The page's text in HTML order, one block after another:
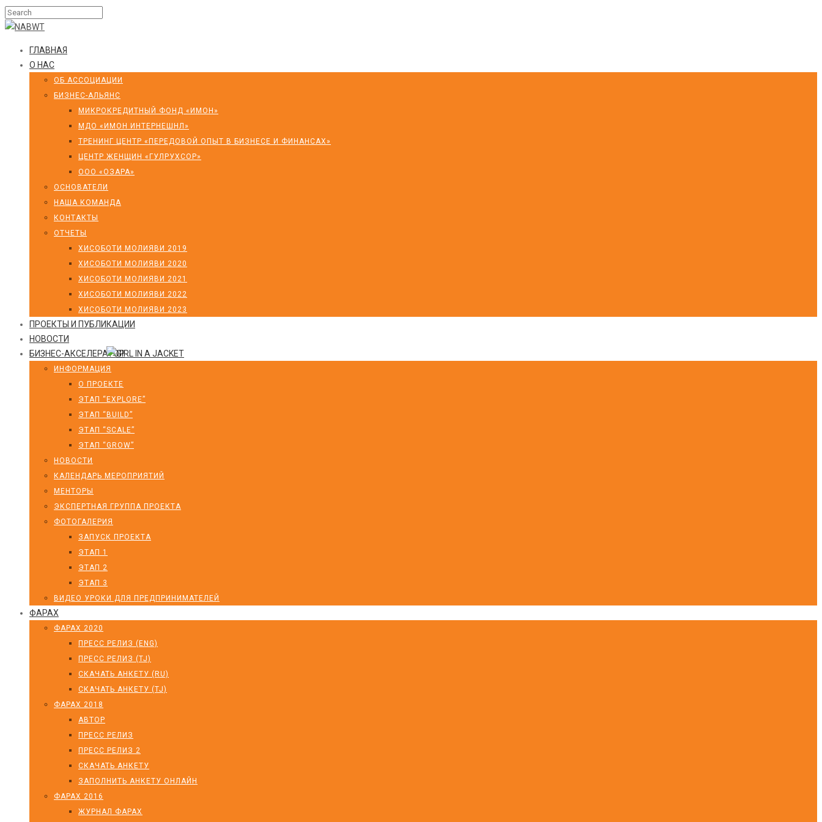
ГЛАВНАЯ
О НАС
ОБ АССОЦИАЦИИ
БИЗНЕС-АЛЬЯНС
МИКРОКРЕДИТНЫЙ ФОНД «ИМОН»
МДО «ИМОН ИНТЕРНЕШНЛ»
ТРЕНИНГ ЦЕНТР «ПЕРЕДОВОЙ ОПЫТ В БИЗНЕСЕ И ФИНАНСАХ»
ЦЕНТР ЖЕНЩИН «ГУЛРУХСОР»
ООО «ОЗАРА»
ОСНОВАТЕЛИ
НАША КОМАНДА
КОНТАКТЫ
ОТЧЕТЫ
ХИСОБОТИ МОЛИЯВИ 2019
ХИСОБОТИ МОЛИЯВИ 2020
ХИСОБОТИ МОЛИЯВИ 2021
ХИСОБОТИ МОЛИЯВИ 2022
ХИСОБОТИ МОЛИЯВИ 2023
ПРОЕКТЫ И ПУБЛИКАЦИИ
НОВОСТИ
БИЗНЕС-АКСЕЛЕРАТОР
ИНФОРМАЦИЯ
О ПРОЕКТЕ
ЭТАП “EXPLORE”
ЭТАП “BUILD”
ЭТАП “SCALE”
ЭТАП “GROW”
НОВОСТИ
КАЛЕНДАРЬ МЕРОПРИЯТИЙ
МЕНТОРЫ
ЭКСПЕРТНАЯ ГРУППА ПРОЕКТА
ФОТОГАЛЕРИЯ
ЗАПУСК ПРОЕКТА
ЭТАП 1
ЭТАП 2
ЭТАП 3
ВИДЕО УРОКИ ДЛЯ ПРЕДПРИНИМАТЕЛЕЙ
ФАРАХ
ФАРАХ 2020
ПРЕСС РЕЛИЗ (ENG)
ПРЕСС РЕЛИЗ (TJ)
СКАЧАТЬ АНКЕТУ (RU)
СКАЧАТЬ АНКЕТУ (TJ)
ФАРАХ 2018
АВТОР
ПРЕСС РЕЛИЗ
ПРЕСС РЕЛИЗ 2
СКАЧАТЬ АНКЕТУ
ЗАПОЛНИТЬ АНКЕТУ ОНЛАЙН
ФАРАХ 2016
ЖУРНАЛ ФАРАХ